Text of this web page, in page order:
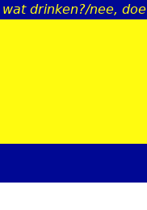
wat drinken?/nee,